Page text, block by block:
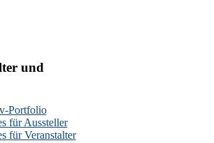
und
Portfolio
für Aussteller
für Veranstalter